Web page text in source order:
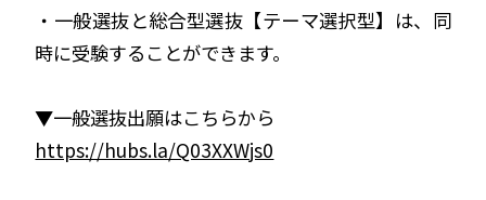
・一般選抜と総合型選抜【テーマ選択型】は、同
時に受験することができます。
▼一般選抜出願はこちらから
https://hubs.la/Q03XXWjs0